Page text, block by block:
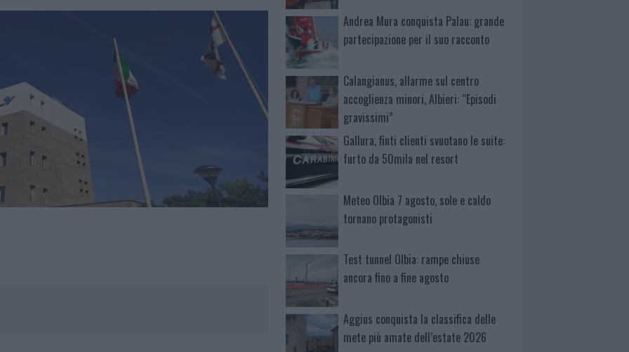
Andrea Mura conquista Palau: grande
partecipazione per il suo racconto
Calangianus, allarme sul centro
accoglienza minori, Albieri: “Episodi
gravissimi”
Gallura, finti clienti svuotano le suite:
furto da 50mila nel resort
Meteo Olbia 7 agosto, sole e caldo
tornano protagonisti
Test tunnel Olbia: rampe chiuse
ancora fino a fine agosto
Aggius conquista la classifica delle
mete più amate dell’estate 2026